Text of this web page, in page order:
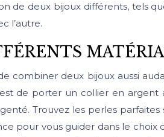
de deux bijoux différents, tels
l’autre.
combiner deux bijoux aussi
de porter un collier en argent
Trouvez les perles parfaites
pour vous guider dans le choix